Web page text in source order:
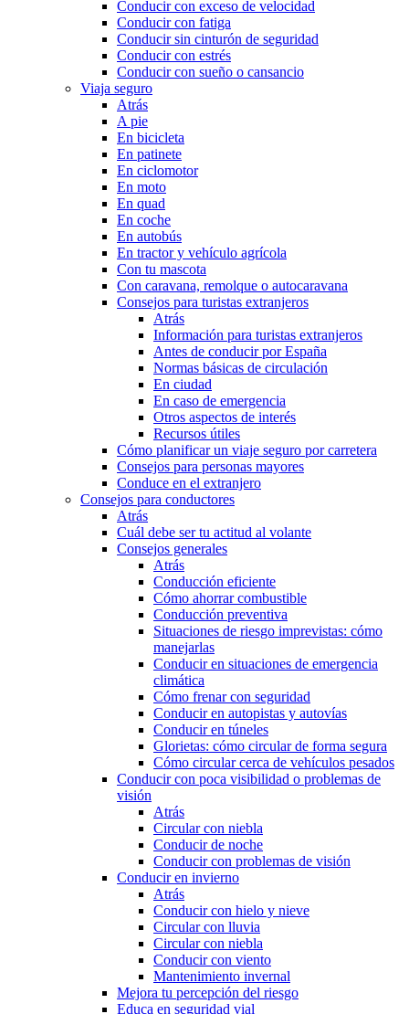
Conducir con exceso de velocidad
Conducir con fatiga
Conducir sin cinturón de seguridad
Conducir con estrés
Conducir con sueño o cansancio
Viaja seguro
Atrás
A pie
En bicicleta
En patinete
En ciclomotor
En moto
En quad
En coche
En autobús
En tractor y vehículo agrícola
Con tu mascota
Con caravana, remolque o autocaravana
Consejos para turistas extranjeros
Atrás
Información para turistas extranjeros
Antes de conducir por España
Normas básicas de circulación
En ciudad
En caso de emergencia
Otros aspectos de interés
Recursos útiles
Cómo planificar un viaje seguro por carretera
Consejos para personas mayores
Conduce en el extranjero
Consejos para conductores
Atrás
Cuál debe ser tu actitud al volante
Consejos generales
Atrás
Conducción eficiente
Cómo ahorrar combustible
Conducción preventiva
Situaciones de riesgo imprevistas: cómo
manejarlas
Conducir en situaciones de emergencia
climática
Cómo frenar con seguridad
Conducir en autopistas y autovías
Conducir en túneles
Glorietas: cómo circular de forma segura
Cómo circular cerca de vehículos pesados
Conducir con poca visibilidad o problemas de
visión
Atrás
Circular con niebla
Conducir de noche
Conducir con problemas de visión
Conducir en invierno
Atrás
Conducir con hielo y nieve
Circular con lluvia
Circular con niebla
Conducir con viento
Mantenimiento invernal
Mejora tu percepción del riesgo
Educa en seguridad vial